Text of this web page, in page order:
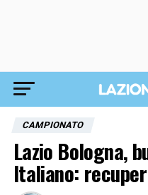
CAMPIONATO
Lazio Bologna,
Italiano: